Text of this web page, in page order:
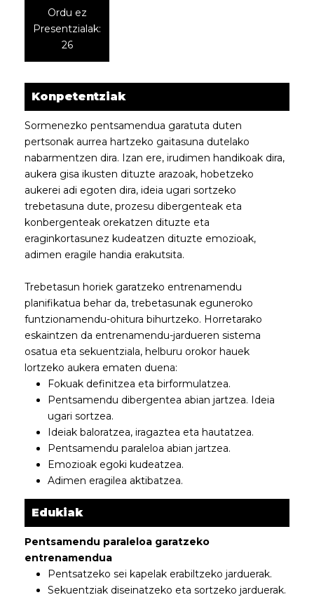
Ordu ez
Presentzialak:
26
Konpetentziak
Sormenezko pentsamendua garatuta duten
pertsonak aurrea hartzeko gaitasuna dutelako
nabarmentzen dira. Izan ere, irudimen handikoak dira,
aukera gisa ikusten dituzte arazoak, hobetzeko
aukerei adi egoten dira, ideia ugari sortzeko
trebetasuna dute, prozesu dibergenteak eta
konbergenteak orekatzen dituzte eta
eraginkortasunez kudeatzen dituzte emozioak,
adimen eragile handia erakutsita.
Trebetasun horiek garatzeko entrenamendu
planifikatua behar da, trebetasunak eguneroko
funtzionamendu-ohitura bihurtzeko. Horretarako
eskaintzen da entrenamendu-jardueren sistema
osatua eta sekuentziala, helburu orokor hauek
lortzeko aukera ematen duena:
Fokuak definitzea eta birformulatzea.
Pentsamendu dibergentea abian jartzea. Ideia
ugari sortzea.
Ideiak baloratzea, iragaztea eta hautatzea.
Pentsamendu paraleloa abian jartzea.
Emozioak egoki kudeatzea.
Adimen eragilea aktibatzea.
Edukiak
Pentsamendu paraleloa garatzeko
entrenamendua
Pentsatzeko sei kapelak erabiltzeko jarduerak.
Sekuentziak diseinatzeko eta sortzeko jarduerak.